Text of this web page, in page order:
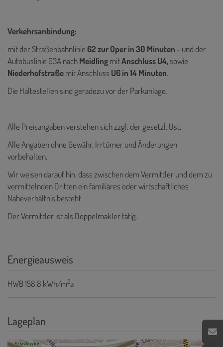
Verkehrsanbindung:
mit der Straßenbahnlinie 62 zur Oper in 30 Minuten - und der
Autobuslinie 63A nachMeidlingmitAnschluss U4,sowie
Niederhofstraßemit Anschluss U6 in 14 Minuten.
Die Haltestellen sind geradezu vor der Parkanlage.
Alle Preisangaben verstehen sich zzgl. der gesetzl. Ust.
Alle Angaben ohne Gewähr, Irrtümer und Änderungen
vorbehalten.
Wir weisen darauf hin, dass zwischen dem Vermittler und dem zu
vermittelnden Dritten ein familiäres oder wirtschaftliches
Naheverhältnis besteht.
Der Vermittler ist als Doppelmakler tätig.
Energieausweis
HWB158.8 kWh/m2a
Lageplan